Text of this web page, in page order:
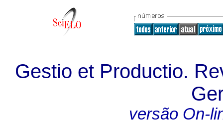
Gestio et Productio.
versão On-